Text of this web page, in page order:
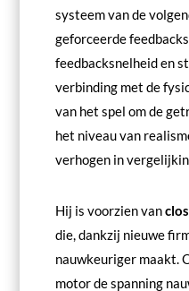
systeem van de
geforceerde
feedbacksnelheid en
verbinding met de
van het spel om de
het niveau van
verhogen in
Hij is voorzien van
die, dankzij nieuwe
nauwkeuriger maakt.
motor de spanning